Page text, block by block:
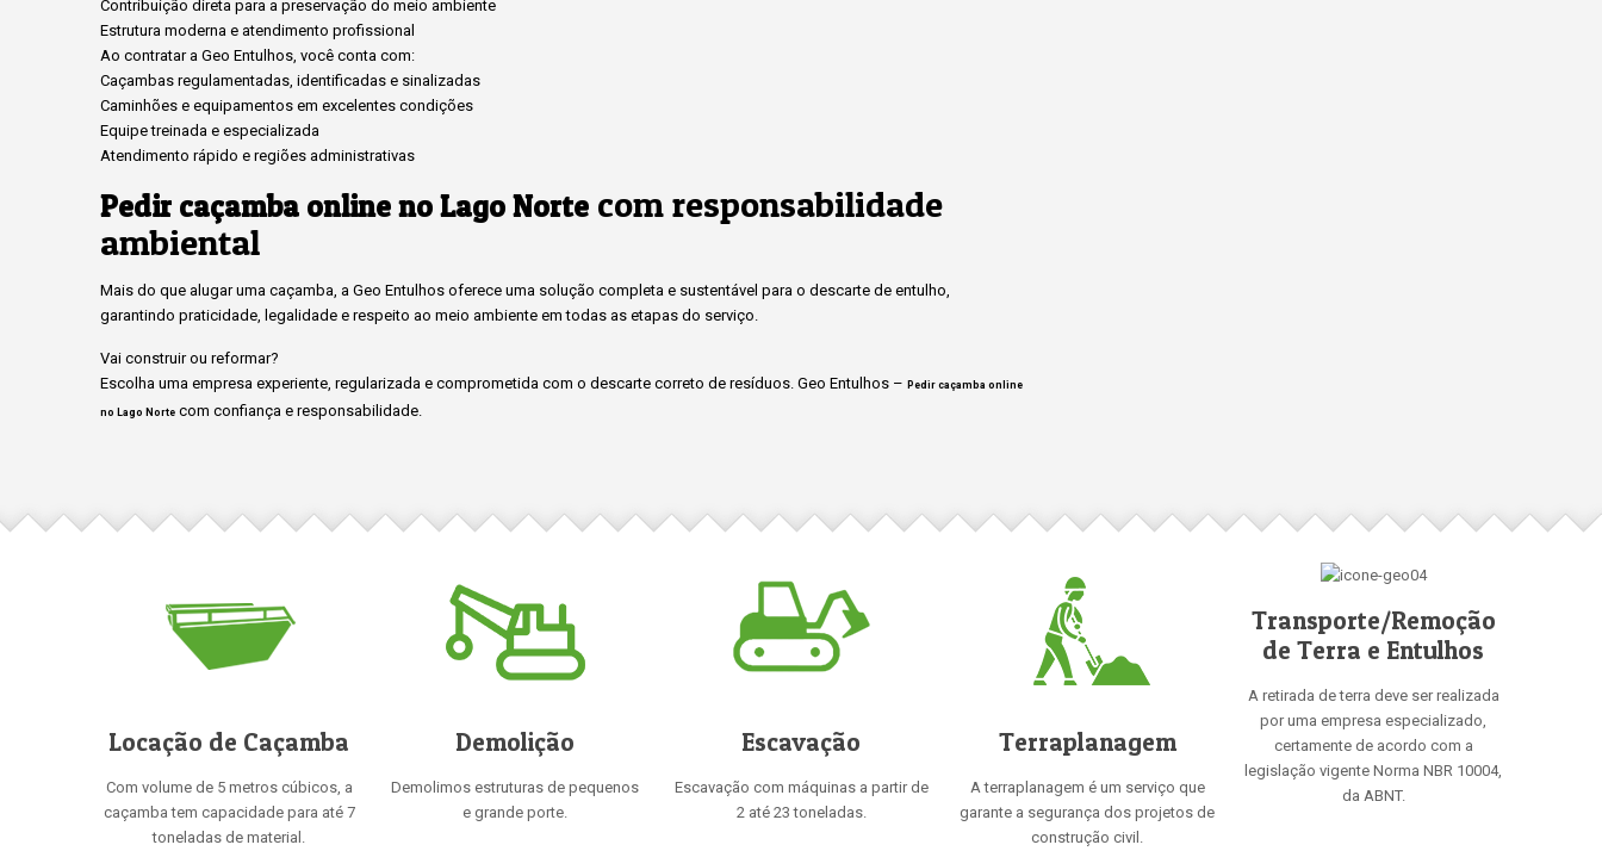
Contribuição direta para a preservação do meio ambiente
Estrutura moderna e atendimento profissional
Ao contratar a Geo Entulhos, você conta com:
Caçambas regulamentadas, identificadas e sinalizadas
Caminhões e equipamentos em excelentes condições
Equipe treinada e especializada
Atendimento rápido e regiões administrativas
Pedir caçamba online no Lago Norte com responsabilidade
ambiental
Mais do que alugar uma caçamba, a Geo Entulhos oferece uma solução completa e sustentável para o descarte de entulho,
garantindo praticidade, legalidade e respeito ao meio ambiente em todas as etapas do serviço.
Vai construir ou reformar?
Escolha uma empresa experiente, regularizada e comprometida com o descarte correto de resíduos. Geo Entulhos – Pedir caçamba online
no Lago Norte com confiança e responsabilidade.
Locação de Caçamba
Com volume de 5 metros cúbicos, a
caçamba tem capacidade para até 7
toneladas de material.
Demolição
Demolimos estruturas de pequenos
e grande porte.
Escavação
Escavação com máquinas a partir de
2 até 23 toneladas.
Terraplanagem
A terraplanagem é um serviço que
garante a segurança dos projetos de
construção civil.
Transporte/Remoção
de Terra e Entulhos
A retirada de terra deve ser realizada
por uma empresa especializado,
certamente de acordo com a
legislação vigente Norma NBR 10004,
da ABNT.